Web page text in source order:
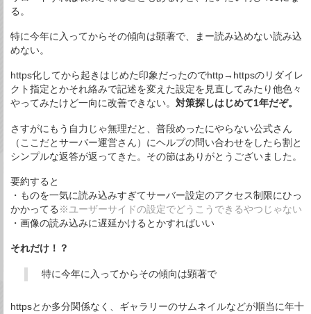
る。
特に今年に入ってからその傾向は顕著で、まー読み込めない読み込
めない。
https化してから起きはじめた印象だったのでhttp→httpsのリダイレ
クト指定とかそれ絡みで記述を変えた設定を見直してみたり他色々
やってみたけど一向に改善できない。 対策探しはじめて1年だぞ。
さすがにもう自力じゃ無理だと、普段めったにやらない公式さん
（ここだとサーバー運営さん）にヘルプの問い合わせをしたら割と
シンプルな返答が返ってきた。その節はありがとうございました。
要約すると
・ものを一気に読み込みすぎてサーバー設定のアクセス制限にひっ
かかってる ※ユーザーサイドの設定でどうこうできるやつじゃない
・画像の読み込みに遅延かけるとかすればいい
それだけ！？
特に今年に入ってからその傾向は顕著で
httpsとか多分関係なく、ギャラリーのサムネイルなどが順当に年十